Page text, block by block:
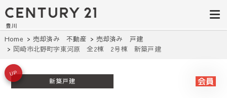
豊田市の中古
住宅・土地・
リノベ物件探
し｜センチュ
リー21豊川
建て・土地探しはセンチュリー21豊
川へ。豊田市内の最新物件情報を随
時更新中！駅近、建築条件無し、ペ
ット可、学区別など、お客様のこだ
わり条件に合わせて理想の物件を簡
Home 売却済み 不動産
売却済み 戸建
岡崎市北野町字東河原 全2棟 2号棟 新築戸建
新築戸建
UP